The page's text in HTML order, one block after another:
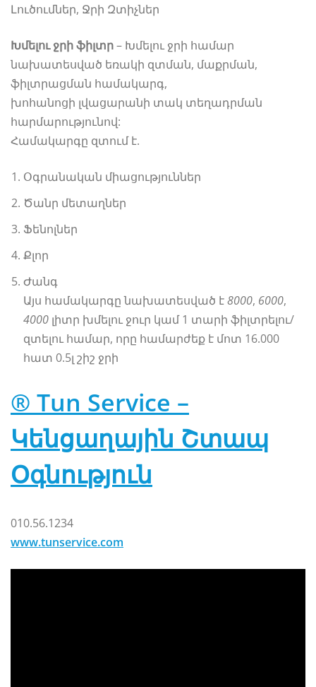
Լուծումներ, Ջրի Զտիչներ
Խմելու ջրի ֆիլտր– Խմելու ջրի համար
նախատեսված եռակի զտման, մաքրման,
ֆիլտրացման համակարգ,
խոհանոցի լվացարանի տակ տեղադրման
հարմարությունով:
Համակարգը զտում է.
Օգրանական միացություններ
Ծանր մետաղներ
Ֆենոլներ
Քլոր
Ժանգ
Այս համակարգը նախատեսված է8000, 6000,
4000 լիտր խմելու ջուր կամ 1 տարի ֆիլտրելու/
զտելու համար, որը համարժեք է մոտ 16.000
հատ 0.5լ շիշ ջրի
® Tun Service –
Կենցաղային Շտապ
Օգնություն
010.56.1234
www.tunservice.com